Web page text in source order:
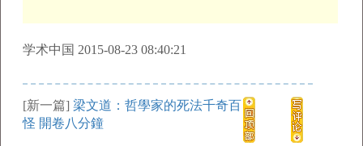
学术中国 2015-08-23 08:40:21
[新一篇] 梁文道：哲學家的死法千奇百
怪 開卷八分鐘